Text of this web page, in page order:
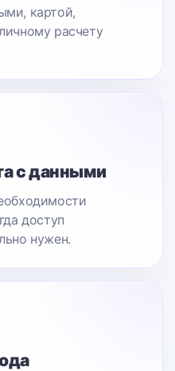
картой,
расчету
с данными
доступ
нужен.